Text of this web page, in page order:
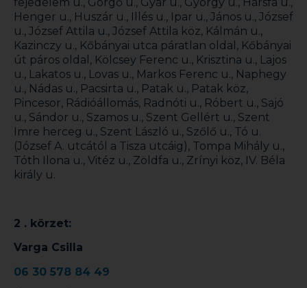
Henger u., Huszár u., Illés u., Ipar u., János u., József
u., József Attila u., József Attila köz, Kálmán u.,
Kazinczy u., Kőbányai utca páratlan oldal, Kőbányai
út páros oldal, Kölcsey Ferenc u., Krisztina u., Lajos
u., Lakatos u., Lovas u., Markos Ferenc u., Naphegy
u., Nádas u., Pacsirta u., Patak u., Patak köz,
Pincesor, Rádióállomás, Radnóti u., Róbert u., Sajó
u., Sándor u., Szamos u., Szent Gellért u., Szent
Imre herceg u., Szent László u., Szőlő u., Tó u.
(József A. utcától a Tisza utcáig), Tompa Mihály u.,
Tóth Ilona u., Vitéz u., Zöldfa u., Zrínyi köz, IV. Béla
király u.
2 . körzet:
Varga Csilla
06 30 578 84 49